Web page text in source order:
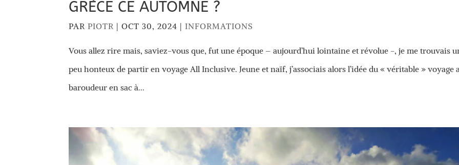
GRÈCE CE AUTOMNE ?
PARPIOTR |OCT 30, 2024 |INFORMATIONS
Vous allez rire mais, saviez-vous que, fut une époque – aujourd’hui lointaine et révolue -, je me trouvais
peu honteux de partir en voyage All Inclusive. Jeune et naïf, j’associais alors l’idée du « véritable » voyage
baroudeur en sac à...